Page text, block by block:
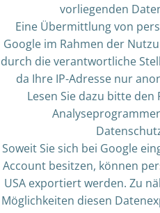
vorliegenden
Eine Übermittlung von
Google im Rahmen der
durch die verantwortliche
da Ihre IP-Adresse nur
Lesen Sie dazu bitte
Soweit Sie sich bei Google
Account besitzen, können
USA exportiert werden. Zu
Möglichkeiten diesen